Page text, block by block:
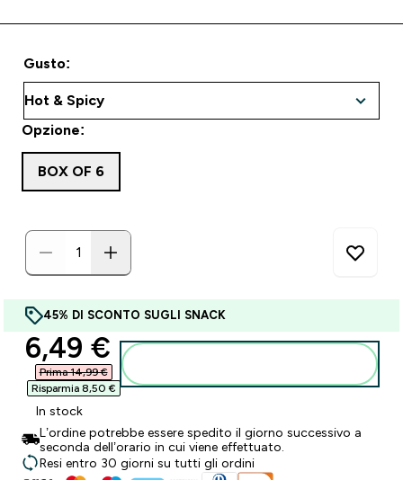
Gusto:
Opzione:
BOX OF 6
45% DI SCONTO SUGLI SNACK
discounted price
6,49 €‎
Prima 14,99 €‎
Risparmia 8,50 €‎
In stock
L’ordine potrebbe essere spedito il giorno successivo a
seconda dell’orario in cui viene effettuato.
Resi entro 30 giorni su tutti gli ordini